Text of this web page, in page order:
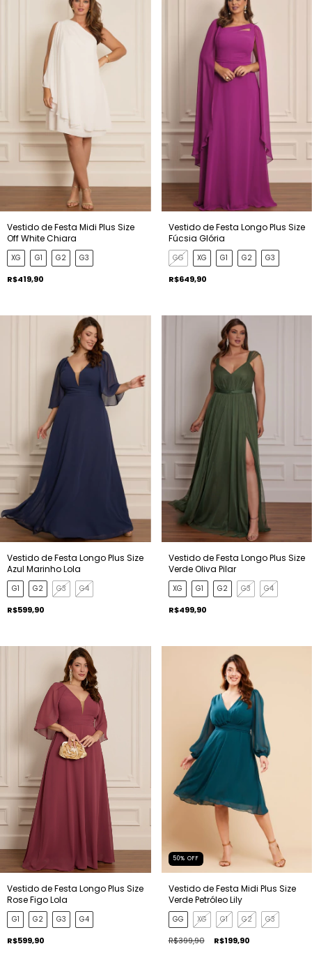
Vestido de Festa Midi Plus Size
Off White Chiara
XG G1 G2 G3
R$419,90
Vestido de Festa Longo Plus Size
Fúcsia Glória
GG XG G1 G2 G3
R$649,90
Vestido de Festa Longo Plus Size
Azul Marinho Lola
G1 G2 G3 G4
R$599,90
Vestido de Festa Longo Plus Size
Verde Oliva Pilar
XG G1 G2 G3 G4
R$499,90
Vestido de Festa Longo Plus Size
Rose Figo Lola
G1 G2 G3 G4
R$599,90
50% OFF
Vestido de Festa Midi Plus Size
Verde Petróleo Lily
GG XG G1 G2 G3
R$399,90 R$199,90